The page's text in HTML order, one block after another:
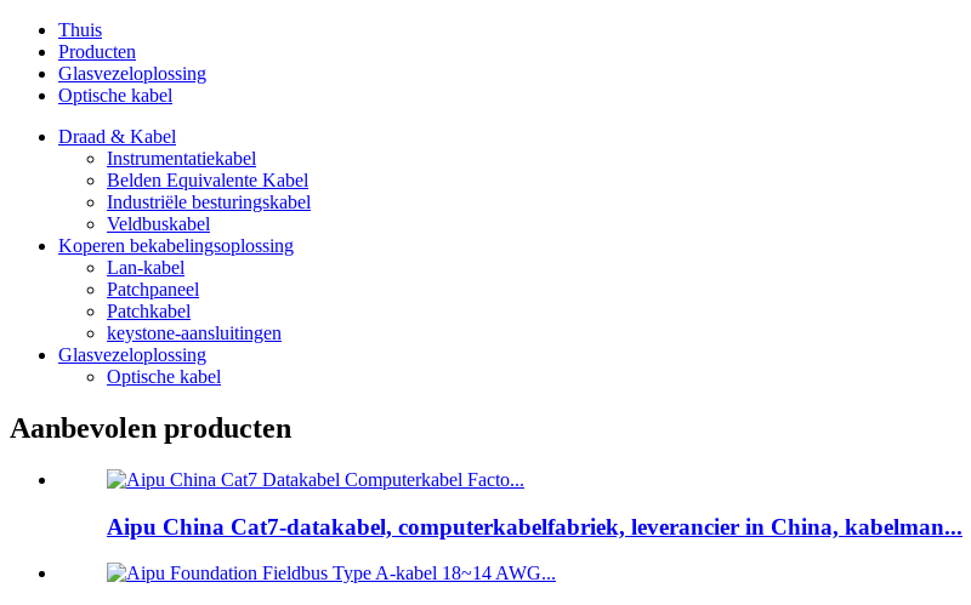
Thuis
Producten
Glasvezeloplossing
Optische kabel
Draad & Kabel
Instrumentatiekabel
Belden Equivalente Kabel
Industriële besturingskabel
Veldbuskabel
Koperen bekabelingsoplossing
Lan-kabel
Patchpaneel
Patchkabel
keystone-aansluitingen
Glasvezeloplossing
Optische kabel
Aanbevolen producten
Aipu China Cat7-datakabel, computerkabelfabriek, leverancier in China, kabelman...